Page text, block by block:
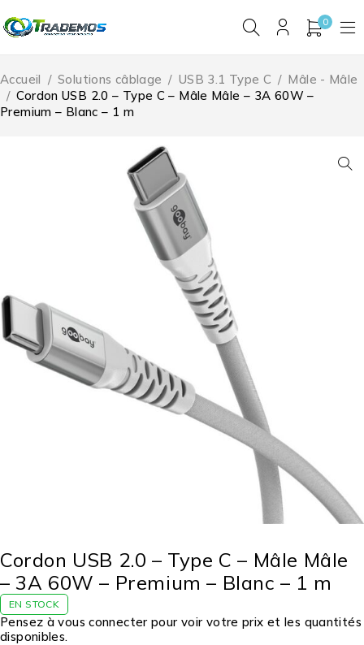
0
Accueil / Solutions câblage / USB 3.1 Type C / Mâle - Mâle
/ Cordon USB 2.0 – Type C – Mâle Mâle – 3A 60W –
Premium – Blanc – 1 m
Cordon USB 2.0 – Type C – Mâle Mâle
– 3A 60W – Premium – Blanc – 1 m
EN STOCK
Pensez à vous connecter pour voir votre prix et les quantités
disponibles.